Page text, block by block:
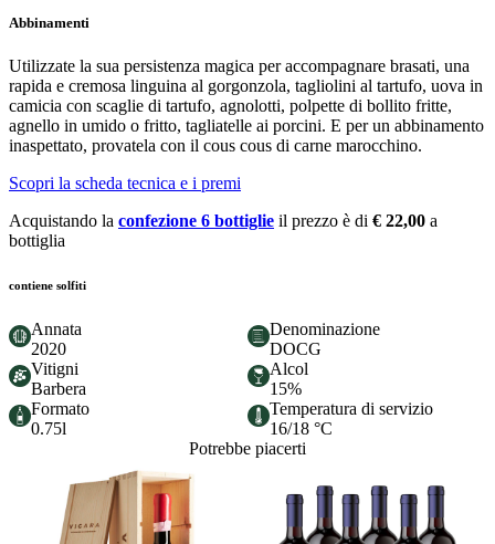
Abbinamenti
Utilizzate la sua persistenza magica per accompagnare brasati, una
rapida e cremosa linguina al gorgonzola, tagliolini al tartufo, uova in
camicia con scaglie di tartufo, agnolotti, polpette di bollito fritte,
agnello in umido o fritto, tagliatelle ai porcini. E per un abbinamento
inaspettato, provatela con il cous cous di carne marocchino.
Scopri la scheda tecnica e i premi
Acquistando la confezione 6 bottiglie il prezzo è di € 22,00 a
bottiglia
contiene solfiti
Annata
2020
Denominazione
DOCG
Vitigni
Barbera
Alcol
15%
Formato
0.75l
Temperatura di servizio
16/18 °C
Potrebbe piacerti